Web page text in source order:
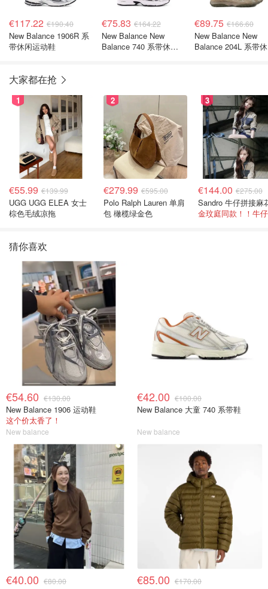
€117.22 €190.40
New Balance 1906R 系
带休闲运动鞋
€75.83 €164.22
New Balance New
Balance 740 系带休闲
€89.75 €166.60
New Balance New
Balance 204L 系带
大家都在抢
1
€55.99 €139.99
UGG UGG ELEA 女士
棕色毛绒凉拖
2
€279.99 €595.00
Polo Ralph Lauren 单肩
包 橄榄绿金色
3
€144.00 €275.00
猜你喜欢
€54.60 €130.00
New Balance 1906 运动鞋
这个价太香了！
New balance
€42.00 €100.00
New Balance 大童 740 系带鞋
New balance
€40.00 €80.00 €85.00 €170.00